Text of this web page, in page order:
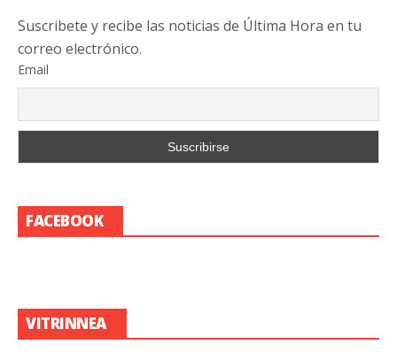
Suscribete y recibe las noticias de Última Hora en tu
correo electrónico.
Email
FACEBOOK
VITRINNEA